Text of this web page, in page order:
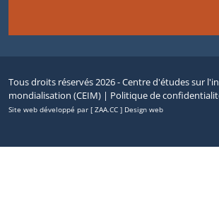
Tous droits réservés 2026 - Centre d'études sur
mondialisation (CEIM) | Politique de
Site web développé par [ ZAA.CC ] Design web